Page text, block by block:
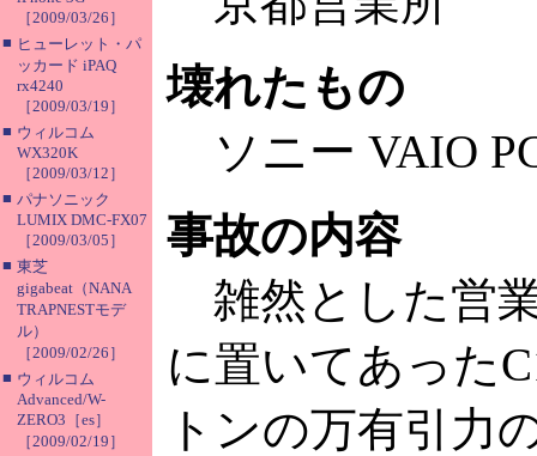
［2009/03/26］
■ ヒューレット・パ
ッカード iPAQ
rx4240
［2009/03/19］
■ ウィルコム
WX320K
［2009/03/12］
■ パナソニック
LUMIX DMC-FX07
［2009/03/05］
■ 東芝
gigabeat（NANA
TRAPNESTモデ
ル）
［2009/02/26］
■ ウィルコム
Advanced/W-
ZERO3［es］
［2009/02/19］
壊れたもの
ソニー VAIO
事故の内容
雑然とした営
に置いてあった
トンの万有引力